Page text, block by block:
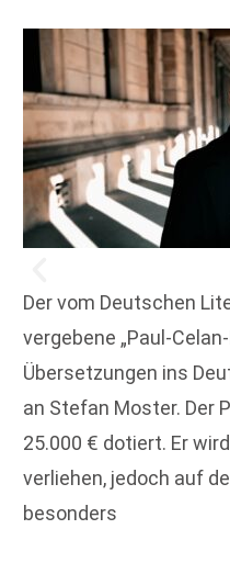
Der vom Deutschen
vergebene „Paul-
Übersetzungen ins
an Stefan Moster. Der
25.000 € dotiert. Er
verliehen, jedoch auf
besonders